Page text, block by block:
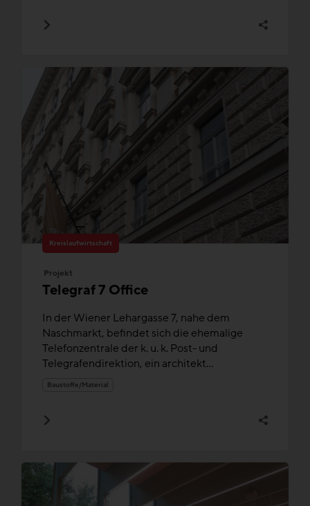
Kreislaufwirtschaft
Projekt
Telegraf 7 Office
In der Wiener Lehargasse 7, nahe dem
Naschmarkt, befindet sich die ehemalige
Telefonzentrale der k. u. k. Post- und
Telegrafendirektion, ein architekt...
Baustoffe/Material